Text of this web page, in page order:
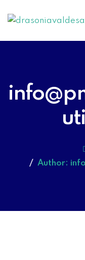
Author: